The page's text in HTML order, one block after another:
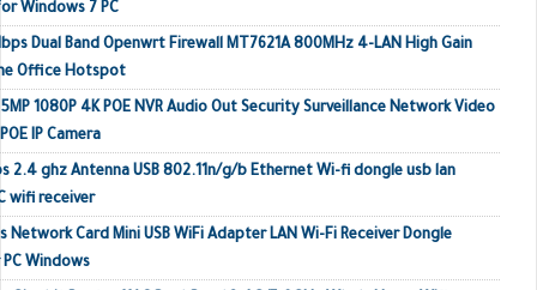
Windows 7 PC
Dual Band Openwrt Firewall MT7621A 800MHz 4-LAN High Gain
Office Hotspot
1080P 4K POE NVR Audio Out Security Surveillance Network Video
IP Camera
2.4 ghz Antenna USB 802.11n/g/b Ethernet Wi-fi dongle usb lan
wifi receiver
Network Card Mini USB WiFi Adapter LAN Wi-Fi Receiver Dongle
Windows